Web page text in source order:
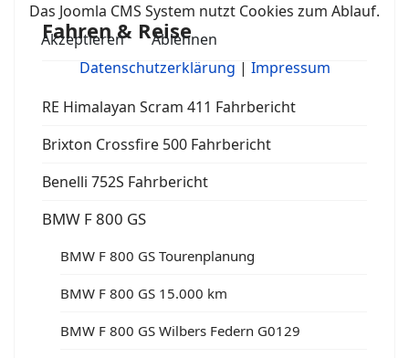
Fahren & Reise
RE Himalayan Scram 411 Fahrbericht
Brixton Crossfire 500 Fahrbericht
Benelli 752S Fahrbericht
BMW F 800 GS
BMW F 800 GS Tourenplanung
BMW F 800 GS 15.000 km
BMW F 800 GS Wilbers Federn G0129
Das Joomla CMS System nutzt Cookies zum Ablauf.
Akzeptieren
Ablehnen
Datenschutzerklärung | Impressum